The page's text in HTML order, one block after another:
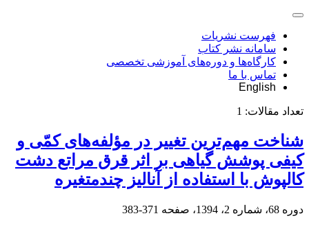
فهرست نشریات
سامانه نشر کتاب
کارگاه‌ها و دوره‌های آموزشی تخصصی
تماس با ما
English
تعداد مقالات: 1
شناخت مهم‌ترین تغییر در مؤلفه‌های کمّی و
کیفی پوشش گیاهی بر اثر قرق مراتع دشت
کالپوش با استفاده از آنالیز چندمتغیره
دوره 68، شماره 2، 1394، صفحه 371-383